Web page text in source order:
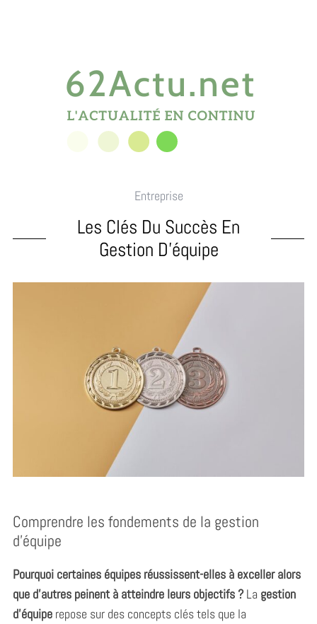
Entreprise
Les Clés Du Succès En
Gestion D’équipe
Comprendre les fondements de la gestion
d’équipe
Pourquoi certaines équipes réussissent-elles à exceller alors
que d’autres peinent à atteindre leurs objectifs ?La gestion
d’équiperepose sur des concepts clés tels que la